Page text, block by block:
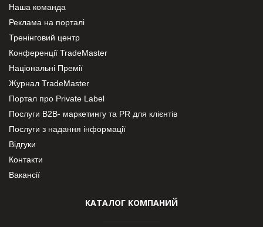
Наша команда
Реклама на порталі
Тренінговий центр
Конференції TradeMaster
Національні Премії
Журнал TradeMaster
Портал про Private Label
Послуги В2В- маркетингу та PR для клієнтів
Послуги з надання інформації
Відгуки
Контакти
Вакансії
КАТАЛОГ КОМПАНИЙ